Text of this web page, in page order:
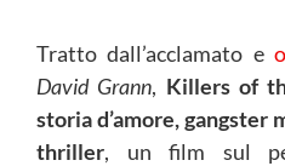
Tratto dall’acclamato e
David Grann, Killers of
storia d’amore, gangster
thriller, un film sul